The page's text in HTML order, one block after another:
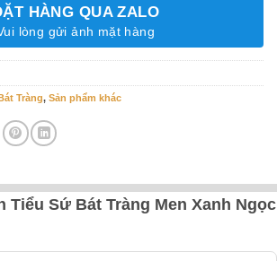
HÀNG QUA ZALO
lòng gửi ảnh mặt hàng
Tràng, Sản phẩm khác
Tiểu Sứ Bát Tràng Men Xanh Ngọc